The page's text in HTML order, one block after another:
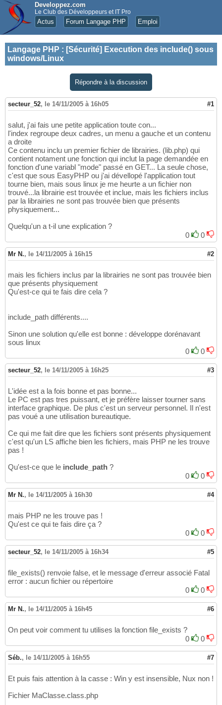
Developpez.com
Le Club des Développeurs et IT Pro
Actus Forum Langage PHP Emploi
Langage PHP : [Sécurité] Execution des include() sous
windows/Linux
Répondre à la discussion
secteur_52, le 14/11/2005 à 16h05 #1
salut, j'ai fais une petite application toute con...
l'index regroupe deux cadres, un menu a gauche et un contenu
a droite
Ce contenu inclu un premier fichier de librairies. (lib.php) qui
contient notament une fonction qui inclut la page demandée en
fonction d'une variabl "mode" passé en GET... La seule chose,
c'est que sous EasyPHP ou j'ai dévellopé l'application tout
tourne bien, mais sous linux je me heurte a un fichier non
trouvé...la librairie est trouvée et inclue, mais les fichiers inclus
par la librairies ne sont pas trouvée bien que présents
physiquement...
Quelqu'un a t-il une explication ?
0
0
Mr N., le 14/11/2005 à 16h15 #2
mais les fichiers inclus par la librairies ne sont pas trouvée bien
que présents physiquement
Qu'est-ce qui te fais dire cela ?
include_path différents....
Sinon une solution qu'elle est bonne : développe dorénavant
sous linux
0
0
secteur_52, le 14/11/2005 à 16h25 #3
L'idée est a la fois bonne et pas bonne...
Le PC est pas tres puissant, et je préfère laisser tourner sans
interface graphique. De plus c'est un serveur personnel. Il n'est
pas voué a une utilisation bureautique.
Ce qui me fait dire que les fichiers sont présents physiquement
c'est qu'un LS affiche bien les fichiers, mais PHP ne les trouve
pas !
Qu'est-ce que le include_path ?
0
0
Mr N., le 14/11/2005 à 16h30 #4
mais PHP ne les trouve pas !
Qu'est ce qui te fais dire ça ?
0
0
secteur_52, le 14/11/2005 à 16h34 #5
file_exists() renvoie false, et le message d'erreur associé Fatal
error : aucun fichier ou répertoire
0
0
Mr N., le 14/11/2005 à 16h45 #6
On peut voir comment tu utilises la fonction file_exists ?
0
0
Séb., le 14/11/2005 à 16h55 #7
Et puis fais attention à la casse : Win y est insensible, Nux non !
Fichier MaClasse.class.php